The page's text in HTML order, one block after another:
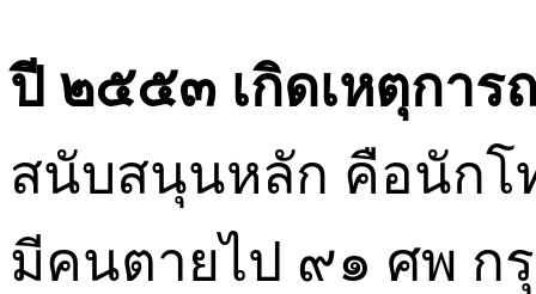
ปี ๒๕๕๓ เกิดเหตุการ
สนับสนุนหลัก คือนัก
มีคนตายไป ๙๑ ศพ ก